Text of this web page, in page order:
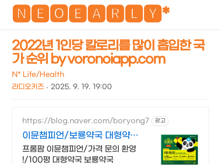
🅽🅴🅾🅴🅰🆁🅻🆈*
2022년 1인당 칼로리를 많이 흡입한 국
가 순위 by voronoiapp.com
N* Life/Health
라디오키즈
2025. 9. 19. 19:00
https://blog.naver.com/boryong7 광고
이뮨챔피언/보룡약국 대형약
국/태릉입구,육사 근처
프롬팜 이뮨챔피언/가격 문의 환영
!/100평 대형약국 보룡약국